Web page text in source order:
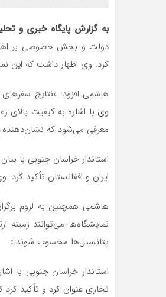
به گزارش پایگاه خبری و
دولت و بخش خصوصی بر
کرد. وی اظهار داشت که این
هاشمی افزود: «نتایج
وی با اشاره به کیفیت بالای
معرفی می‌شود که نشان‌دهنده
استاندار خراسان جنوبی با
ایران و افغانستان تأکید کرد.
هاشمی همچنین به لزوم
نمایشگاه‌ها می‌توانند
پتانسیل‌ها محسوب شوند.»
استاندار خراسان جنوبی با
تجاری عنوان کرد و تأکید